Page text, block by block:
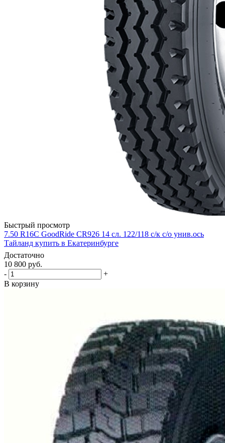
Быстрый просмотр
7.50 R16C GoodRide CR926 14 сл. 122/118 с/к с/о унив.ось
Тайланд купить в Екатеринбурге
Достаточно
10 800 руб.
-
+
В корзину